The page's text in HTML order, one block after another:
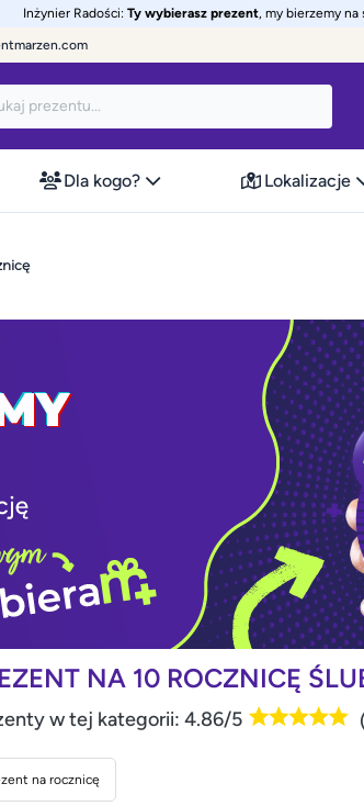
Inżynier Radości: Ty wybierasz prezent, my bierzemy
Dla kogo? Lokalizacje
NA 10 ROCZNICĘ
w tej kategorii: 4.86/5
na rocznicę